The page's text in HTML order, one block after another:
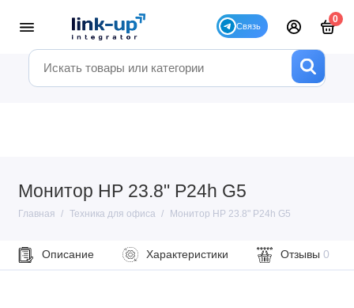
0
Монитор HP 23.8" P24h G5
Главная Техника для офиса Монитор HP 23.8" P24h G5
Описание Характеристики Отзывы 0